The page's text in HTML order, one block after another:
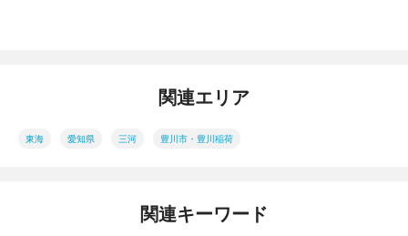
関連エリア
東海 愛知県 三河 豊川市・豊川稲荷
関連キーワード